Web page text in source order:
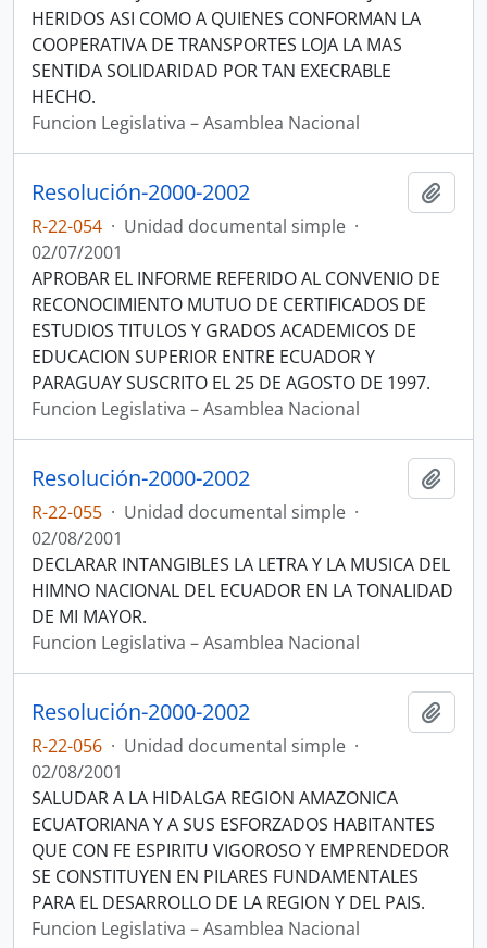
HERIDOS ASI COMO A QUIENES CONFORMAN LA
COOPERATIVA DE TRANSPORTES LOJA LA MAS
SENTIDA SOLIDARIDAD POR TAN EXECRABLE
HECHO.
Funcion Legislativa – Asamblea Nacional
Resolución-2000-2002
R-22-054 · Unidad documental simple ·
02/07/2001
APROBAR EL INFORME REFERIDO AL CONVENIO DE
RECONOCIMIENTO MUTUO DE CERTIFICADOS DE
ESTUDIOS TITULOS Y GRADOS ACADEMICOS DE
EDUCACION SUPERIOR ENTRE ECUADOR Y
PARAGUAY SUSCRITO EL 25 DE AGOSTO DE 1997.
Funcion Legislativa – Asamblea Nacional
Resolución-2000-2002
R-22-055 · Unidad documental simple ·
02/08/2001
DECLARAR INTANGIBLES LA LETRA Y LA MUSICA DEL
HIMNO NACIONAL DEL ECUADOR EN LA TONALIDAD
DE MI MAYOR.
Funcion Legislativa – Asamblea Nacional
Resolución-2000-2002
R-22-056 · Unidad documental simple ·
02/08/2001
SALUDAR A LA HIDALGA REGION AMAZONICA
ECUATORIANA Y A SUS ESFORZADOS HABITANTES
QUE CON FE ESPIRITU VIGOROSO Y EMPRENDEDOR
SE CONSTITUYEN EN PILARES FUNDAMENTALES
PARA EL DESARROLLO DE LA REGION Y DEL PAIS.
Funcion Legislativa – Asamblea Nacional